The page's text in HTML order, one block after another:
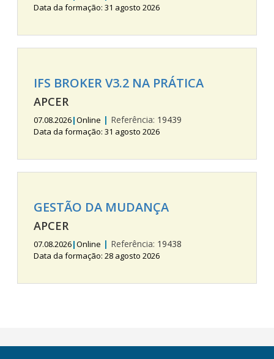
Data da formação: 31 agosto 2026
IFS BROKER V3.2 NA PRÁTICA
APCER
07.08.2026|Online | Referência: 19439
Data da formação: 31 agosto 2026
GESTÃO DA MUDANÇA
APCER
07.08.2026|Online | Referência: 19438
Data da formação: 28 agosto 2026